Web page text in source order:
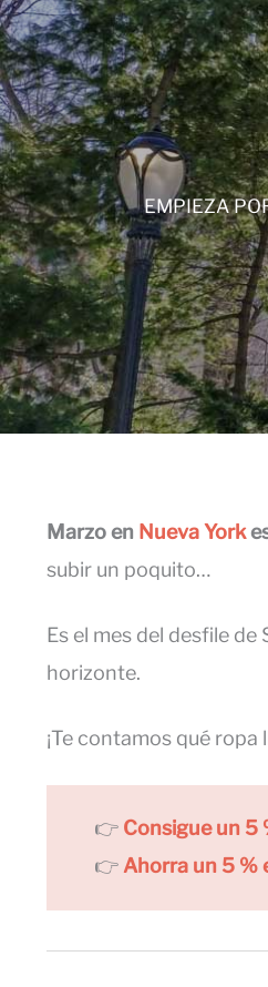
Ir
al
contenido
EMPIEZA
Marzo en Nueva York
subir un poquito…
Es el mes del desfile
horizonte.
¡Te contamos qué ropa
👉 Consigue un 5
👉 Ahorra un 5 %